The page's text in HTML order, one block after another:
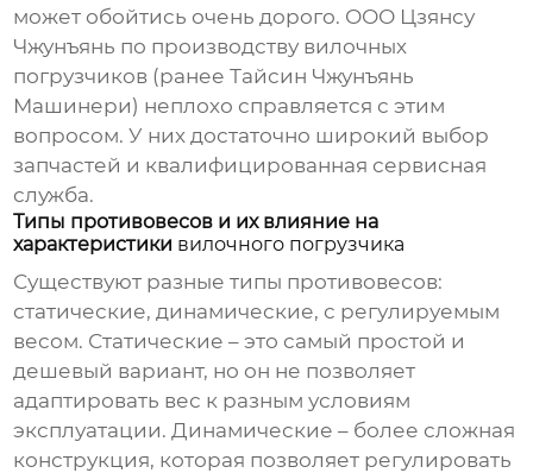
может обойтись очень дорого. ООО Цзянсу
Чжунъянь по производству вилочных
погрузчиков (ранее Тайсин Чжунъянь
Машинери) неплохо справляется с этим
вопросом. У них достаточно широкий выбор
запчастей и квалифицированная сервисная
служба.
Типы противовесов и их влияние на
характеристики вилочного погрузчика
Существуют разные типы противовесов:
статические, динамические, с регулируемым
весом. Статические – это самый простой и
дешевый вариант, но он не позволяет
адаптировать вес к разным условиям
эксплуатации. Динамические – более сложная
конструкция, которая позволяет регулировать